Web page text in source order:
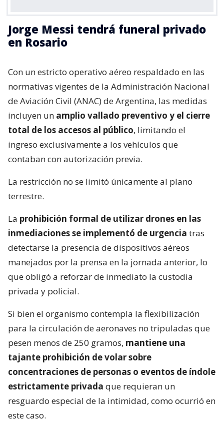
Jorge Messi tendrá funeral privado
en Rosario
Con un estricto operativo aéreo respaldado en las
normativas vigentes de la Administración Nacional
de Aviación Civil (ANAC) de Argentina, las medidas
incluyen un amplio vallado preventivo y el cierre
total de los accesos al público, limitando el
ingreso exclusivamente a los vehículos que
contaban con autorización previa.
La restricción no se limitó únicamente al plano
terrestre.
La prohibición formal de utilizar drones en las
inmediaciones se implementó de urgencia tras
detectarse la presencia de dispositivos aéreos
manejados por la prensa en la jornada anterior, lo
que obligó a reforzar de inmediato la custodia
privada y policial.
Si bien el organismo contempla la flexibilización
para la circulación de aeronaves no tripuladas que
pesen menos de 250 gramos, mantiene una
tajante prohibición de volar sobre
concentraciones de personas o eventos de índole
estrictamente privada que requieran un
resguardo especial de la intimidad, como ocurrió en
este caso.